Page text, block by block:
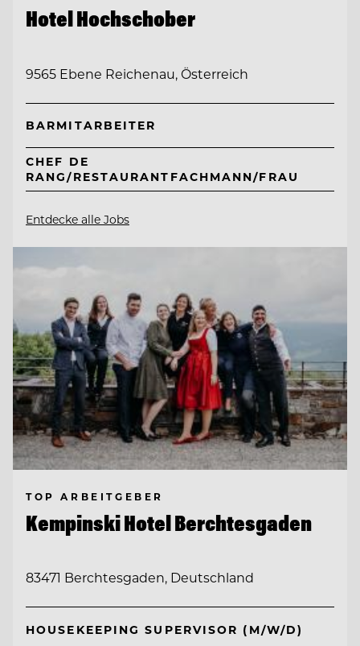
Hotel Hochschober
9565 Ebene Reichenau, Österreich
BARMITARBEITER
CHEF DE
RANG/RESTAURANTFACHMANN/FRAU
Entdecke alle Jobs
TOP ARBEITGEBER
Kempinski Hotel Berchtesgaden
83471 Berchtesgaden, Deutschland
HOUSEKEEPING SUPERVISOR (M/W/D)